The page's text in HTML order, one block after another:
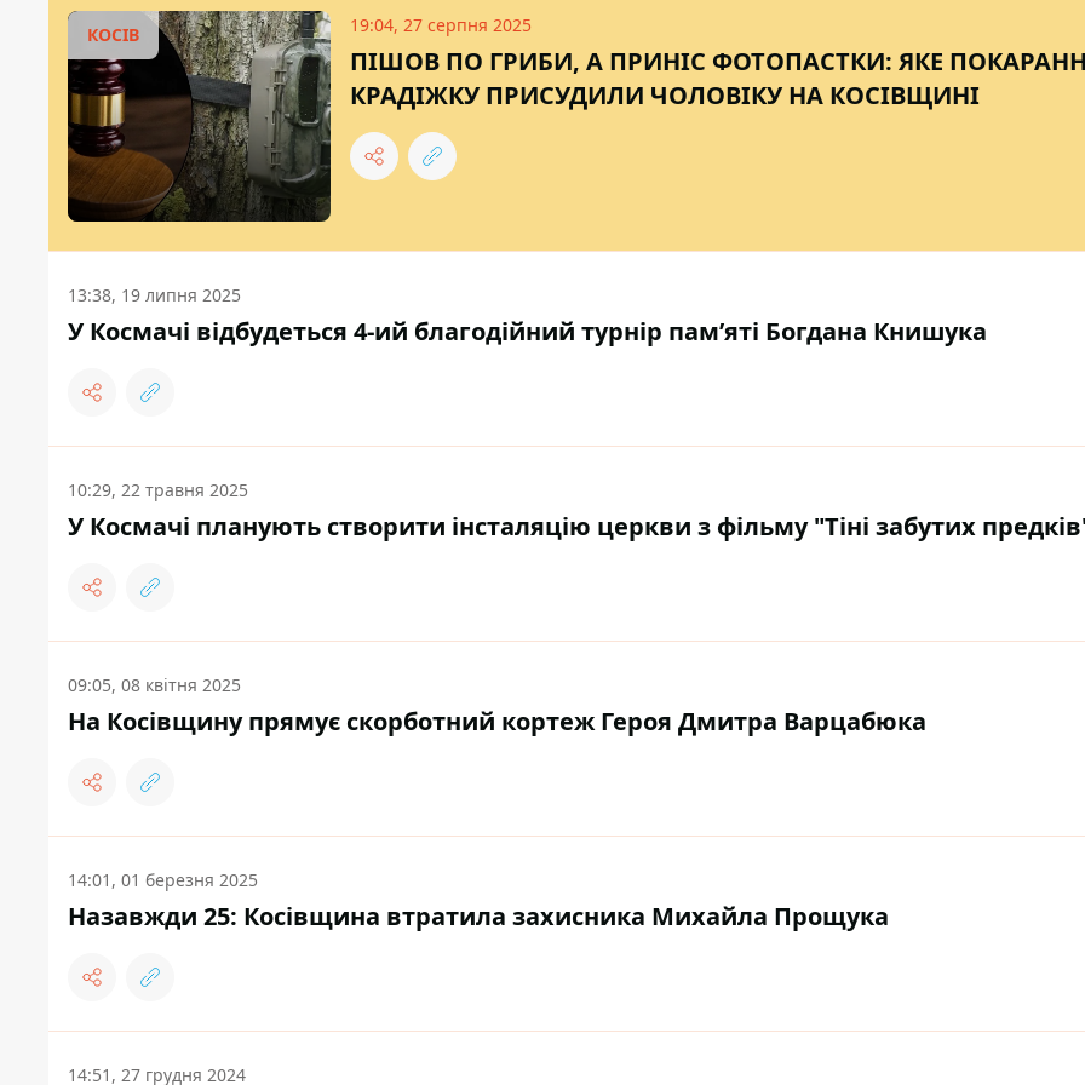
КОСІВ 19:04, 27 серпня 2025
ПІШОВ ПО ГРИБИ, А ПРИНІС ФОТОПАСТКИ: ЯКЕ
КРАДІЖКУ ПРИСУДИЛИ ЧОЛОВІКУ НА КОСІВЩИНІ
13:38, 19 липня 2025
У Космачі відбудеться 4-ий благодійний турнір пам’яті Богдана Книшука
10:29, 22 травня 2025
У Космачі планують створити інсталяцію церкви з фільму "Тіні забутих
09:05, 08 квітня 2025
На Косівщину прямує скорботний кортеж Героя Дмитра Варцабюка
14:01, 01 березня 2025
Назавжди 25: Косівщина втратила захисника Михайла Прощука
14:51, 27 грудня 2024